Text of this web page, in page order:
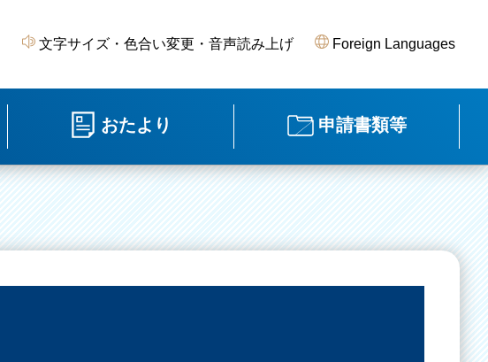
文字サイズ・色合い変更・音声読み上げ Foreign Languages
おたより 申請書類等